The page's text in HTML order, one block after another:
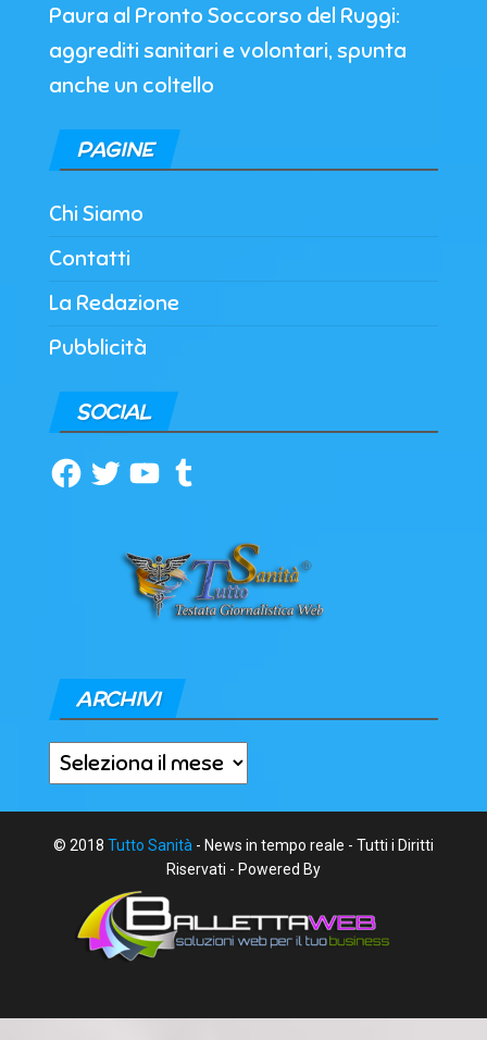
Paura al Pronto Soccorso del Ruggi:
aggrediti sanitari e volontari, spunta
anche un coltello
PAGINE
Chi Siamo
Contatti
La Redazione
Pubblicità
SOCIAL
Facebook
TwitterYouTubeTumblr
ARCHIVI
Archivi
© 2018 Tutto Sanità - News in tempo reale - Tutti i Diritti
Riservati - Powered By